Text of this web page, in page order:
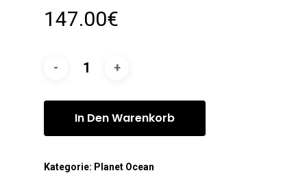
147.00€
In Den Warenkorb
Kategorie: Planet Ocean